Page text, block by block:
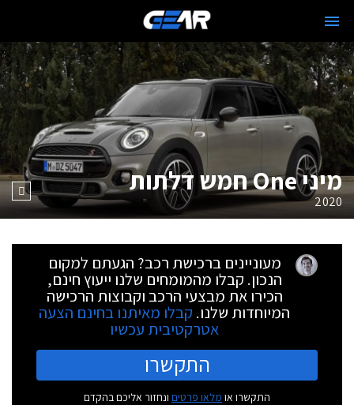
מיני One חמש דלתות
2020
מעוניינים ברכישת רכב? הגעתם למקום
הנכון. קבלו מהמומחים שלנו ייעוץ חינם,
הכירו את מבצעי הרכב וקבוצות הרכישה
המיוחדות שלנו. קבלו מאיתנו בחינם הצעה
אטרקטיבית עכשיו
התקשרו
התקשרו או מלאו פרטים ונחזור אליכם בהקדם